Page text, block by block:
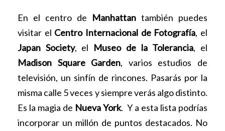
En el centro de Manhattan también puedes
visitar el Centro Internacional de Fotografía, el
Japan Society, el Museo de la Tolerancia, el
Madison Square Garden, varios estudios de
televisión, un sinfín de rincones. Pasarás por la
misma calle 5 veces y siempre verás algo distinto.
Es la magia de Nueva York. Y a esta lista podrías
incorporar un millón de puntos destacados. No